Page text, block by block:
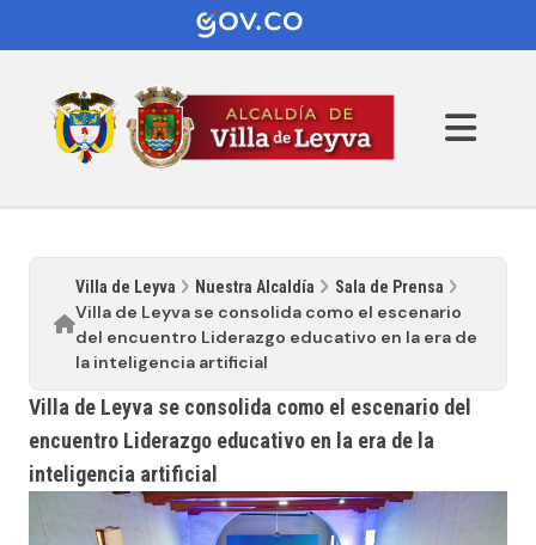
Villa de Leyva Nuestra Alcaldía Sala de Prensa
Villa de Leyva se consolida como el escenario
del encuentro Liderazgo educativo en la era de
la inteligencia artificial
Villa de Leyva se consolida como el escenario del
encuentro Liderazgo educativo en la era de la
inteligencia artificial